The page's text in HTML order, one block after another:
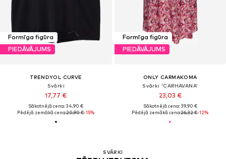
Formīga figūra
PIEDĀVĀJUMS
TRENDYOL CURVE
Svārki
17,77 €
Sākotnējā cena: 34,90 €
Pēdējā zemākā cena:20,90 €-15%
Formīga figūra
PIEDĀVĀJUMS
ONLY CARMAKOMA
Svārki 'CARHAVANA'
23,03 €
Sākotnējā cena: 39,90 €
Pēdējā zemākā cena:26,32 €-12%
SVĀRKI